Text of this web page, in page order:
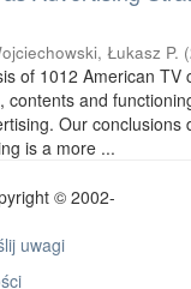
Łukasz P. (
of 1012 American TV
contents and
Our conclusions
is a more ...
© 2002-
uwagi